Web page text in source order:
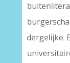
dergelijke.